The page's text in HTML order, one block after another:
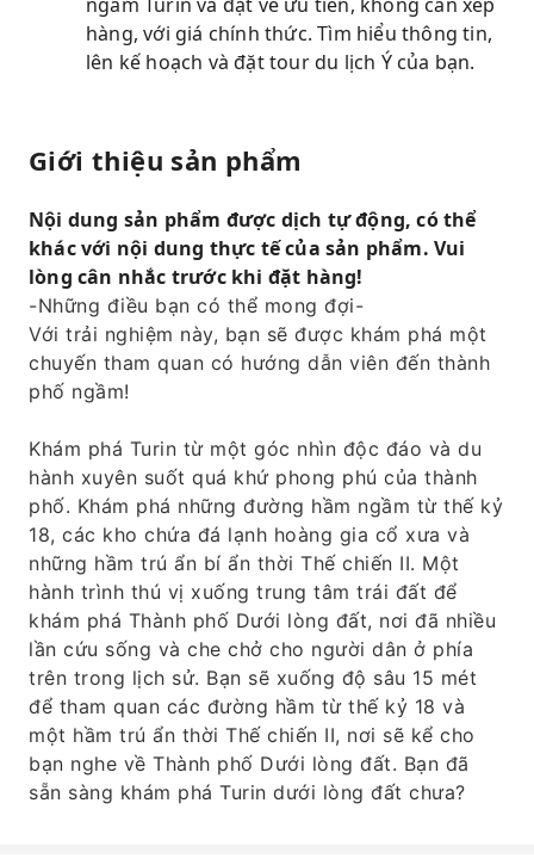
hàng, với giá chính thức. Tìm hiểu thông tin,
lên kế hoạch và đặt tour du lịch Ý của bạn.
Giới thiệu sản phẩm
Nội dung sản phẩm được dịch tự động, có thể
khác với nội dung thực tế của sản phẩm. Vui
lòng cân nhắc trước khi đặt hàng!
-Những điều bạn có thể mong đợi-
Với trải nghiệm này, bạn sẽ được khám phá một
chuyến tham quan có hướng dẫn viên đến thành
phố ngầm!
Khám phá Turin từ một góc nhìn độc đáo và du
hành xuyên suốt quá khứ phong phú của thành
phố. Khám phá những đường hầm ngầm từ thế kỷ
18, các kho chứa đá lạnh hoàng gia cổ xưa và
những hầm trú ẩn bí ẩn thời Thế chiến II. Một
hành trình thú vị xuống trung tâm trái đất để
khám phá Thành phố Dưới lòng đất, nơi đã nhiều
lần cứu sống và che chở cho người dân ở phía
trên trong lịch sử. Bạn sẽ xuống độ sâu 15 mét
để tham quan các đường hầm từ thế kỷ 18 và
một hầm trú ẩn thời Thế chiến II, nơi sẽ kể cho
bạn nghe về Thành phố Dưới lòng đất. Bạn đã
sẵn sàng khám phá Turin dưới lòng đất chưa?